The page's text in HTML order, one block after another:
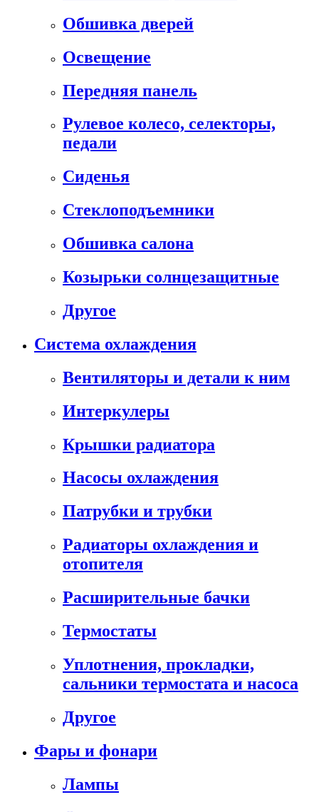
Обшивка дверей
Освещение
Передняя панель
Рулевое колесо, селекторы,
педали
Сиденья
Стеклоподъемники
Обшивка салона
Козырьки солнцезащитные
Другое
Система охлаждения
Вентиляторы и детали к ним
Интеркулеры
Крышки радиатора
Насосы охлаждения
Патрубки и трубки
Радиаторы охлаждения и
отопителя
Расширительные бачки
Термостаты
Уплотнения, прокладки,
сальники термостата и насоса
Другое
Фары и фонари
Лампы